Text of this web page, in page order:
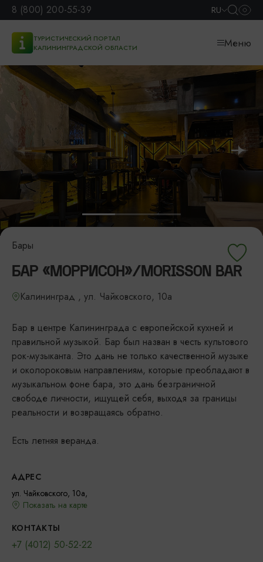
8 (800) 200-55-39 RU
ТУРИСТИЧЕСКИЙ ПОРТАЛ
КАЛИНИНГРАДСКОЙ ОБЛАСТИ
Меню
Бары
БАР «МОРРИСОН»/MORISSON BAR
Калининград , ул. Чайковского, 10а
Бар в центре Калининграда с европейской кухней и
правильной музыкой. Бар был назван в честь культового
рок-музыканта. Это дань не только качественной музыке
и околороковым направлениям, которые преобладают в
музыкальном фоне бара, это дань безграничной
свободе личности, ищущей себя, выходя за границы
реальности и возвращаясь обратно.
Есть летняя веранда.
АДРЕС
ул. Чайковского, 10а,
Показать на карте
КОНТАКТЫ
+7 (4012) 50-52-22